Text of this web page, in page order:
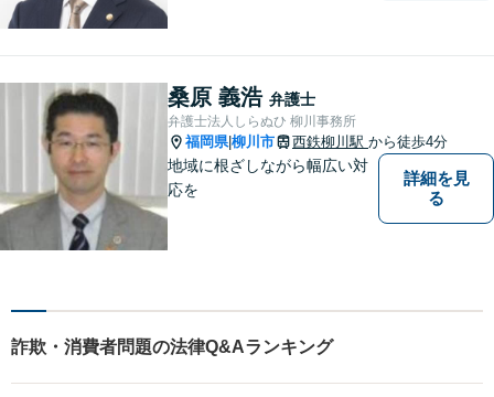
チーム体制による迅速で最適
なリーガルサービスを提供い
たします。
桑原 義浩 弁護士
弁護士法人しらぬひ 柳川事務所
福岡県|柳川市 西鉄柳川駅 から徒歩4分
地域に根ざしながら幅広い対
応を
詳細を見
る
詐欺・消費者問題の法律Q&Aランキング